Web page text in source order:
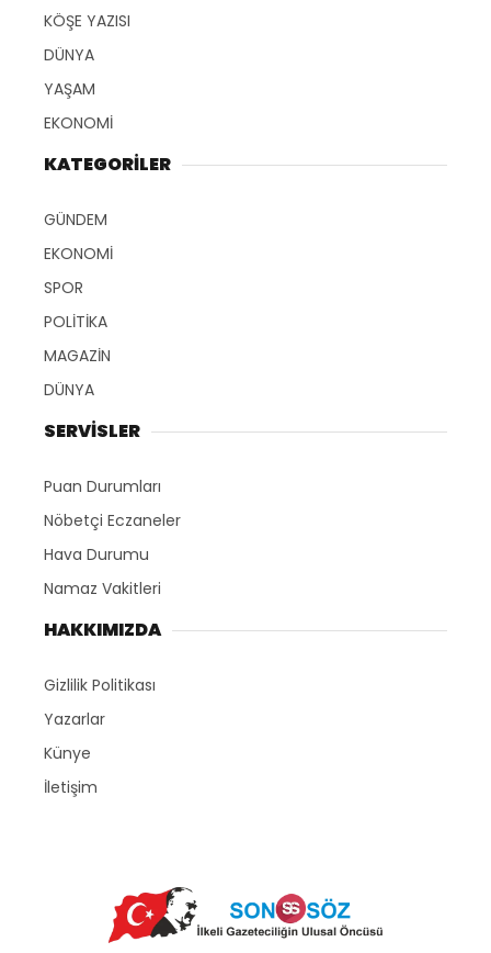
KÖŞE YAZISI
DÜNYA
YAŞAM
EKONOMİ
KATEGORİLER
GÜNDEM
EKONOMİ
SPOR
POLİTİKA
MAGAZİN
DÜNYA
SERVİSLER
Puan Durumları
Nöbetçi Eczaneler
Hava Durumu
Namaz Vakitleri
HAKKIMIZDA
Gizlilik Politikası
Yazarlar
Künye
İletişim